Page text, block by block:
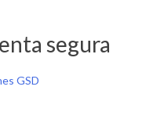
segura
GSD